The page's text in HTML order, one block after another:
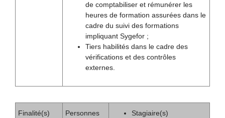
de comptabiliser et rémunérer les
heures de formation assurées dans le
cadre du suivi des formations
impliquant Sygefor ;
Tiers habilités dans le cadre des
vérifications et des contrôles
externes.
Finalité(s)
Personnes
Stagiaire(s)